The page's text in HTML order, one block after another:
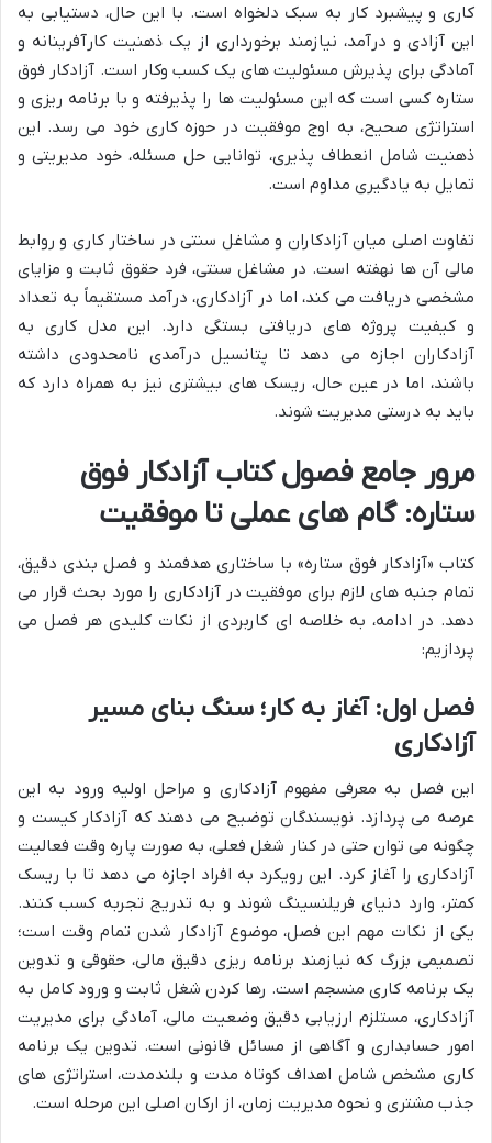
کاری و پیشبرد کار به سبک دلخواه است. با این حال، دستیابی به
این آزادی و درآمد، نیازمند برخورداری از یک ذهنیت کارآفرینانه و
آمادگی برای پذیرش مسئولیت های یک کسب وکار است. آزادکار فوق
ستاره کسی است که این مسئولیت ها را پذیرفته و با برنامه ریزی و
استراتژی صحیح، به اوج موفقیت در حوزه کاری خود می رسد. این
ذهنیت شامل انعطاف پذیری، توانایی حل مسئله، خود مدیریتی و
تمایل به یادگیری مداوم است.
تفاوت اصلی میان آزادکاران و مشاغل سنتی در ساختار کاری و روابط
مالی آن ها نهفته است. در مشاغل سنتی، فرد حقوق ثابت و مزایای
مشخصی دریافت می کند، اما در آزادکاری، درآمد مستقیماً به تعداد
و کیفیت پروژه های دریافتی بستگی دارد. این مدل کاری به
آزادکاران اجازه می دهد تا پتانسیل درآمدی نامحدودی داشته
باشند، اما در عین حال، ریسک های بیشتری نیز به همراه دارد که
باید به درستی مدیریت شوند.
مرور جامع فصول کتاب آزادکار فوق
ستاره: گام های عملی تا موفقیت
کتاب «آزادکار فوق ستاره» با ساختاری هدفمند و فصل بندی دقیق،
تمام جنبه های لازم برای موفقیت در آزادکاری را مورد بحث قرار می
دهد. در ادامه، به خلاصه ای کاربردی از نکات کلیدی هر فصل می
پردازیم:
فصل اول: آغاز به کار؛ سنگ بنای مسیر
آزادکاری
این فصل به معرفی مفهوم آزادکاری و مراحل اولیه ورود به این
عرصه می پردازد. نویسندگان توضیح می دهند که آزادکار کیست و
چگونه می توان حتی در کنار شغل فعلی، به صورت پاره وقت فعالیت
آزادکاری را آغاز کرد. این رویکرد به افراد اجازه می دهد تا با ریسک
کمتر، وارد دنیای فریلنسینگ شوند و به تدریج تجربه کسب کنند.
یکی از نکات مهم این فصل، موضوع آزادکار شدن تمام وقت است؛
تصمیمی بزرگ که نیازمند برنامه ریزی دقیق مالی، حقوقی و تدوین
یک برنامه کاری منسجم است. رها کردن شغل ثابت و ورود کامل به
آزادکاری، مستلزم ارزیابی دقیق وضعیت مالی، آمادگی برای مدیریت
امور حسابداری و آگاهی از مسائل قانونی است. تدوین یک برنامه
کاری مشخص شامل اهداف کوتاه مدت و بلندمدت، استراتژی های
جذب مشتری و نحوه مدیریت زمان، از ارکان اصلی این مرحله است.